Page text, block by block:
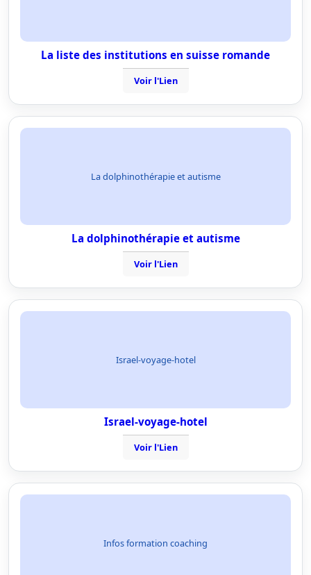
La liste des institutions en suisse romande
Voir l'Lien
La dolphinothérapie et autisme
La dolphinothérapie et autisme
Voir l'Lien
Israel-voyage-hotel
Israel-voyage-hotel
Voir l'Lien
Infos formation coaching